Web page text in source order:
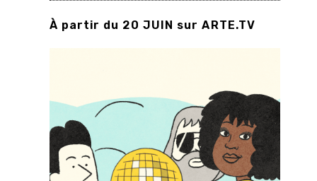
À partir du 20 JUIN sur ARTE.TV